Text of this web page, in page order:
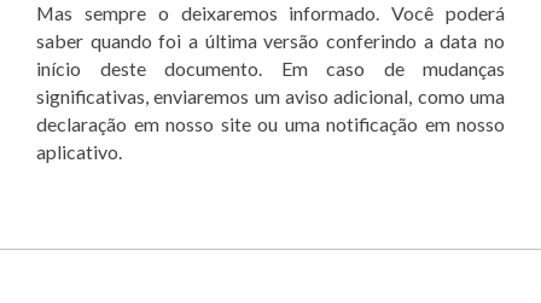
Mas sempre o deixaremos informado. Você poderá
saber quando foi a última versão conferindo a data no
início deste documento. Em caso de mudanças
significativas, enviaremos um aviso adicional, como uma
declaração em nosso site ou uma notificação em nosso
aplicativo.